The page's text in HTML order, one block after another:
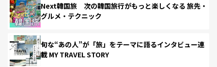
Next韓国旅 次の韓国旅行がもっと楽しくなる 旅先・
グルメ・テクニック
旬な“あの人”が「旅」をテーマに語るインタビュー連
載 MY TRAVEL STORY